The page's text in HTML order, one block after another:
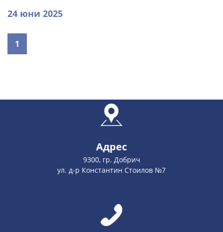
24 юни 2025
1
Адрес
9300, гр. Добрич
ул. д-р Константин Стоилов №7